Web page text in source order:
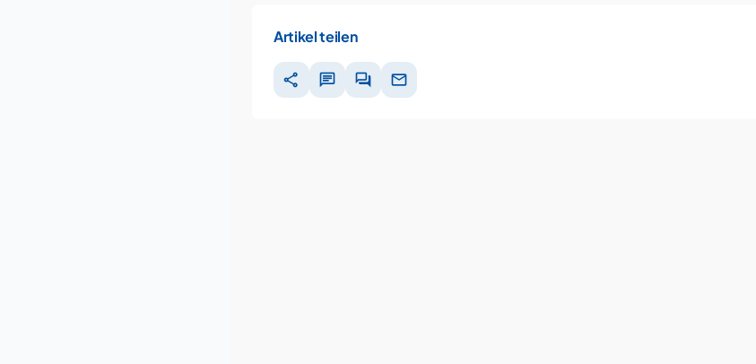
Artikel teilen
share chat forum mail